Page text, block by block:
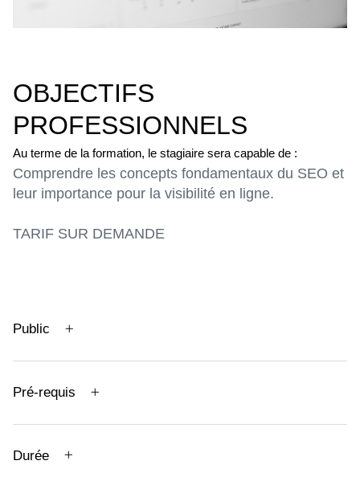
OBJECTIFS
PROFESSIONNELS
Au terme de la formation, le stagiaire sera capable de :
Comprendre les concepts fondamentaux du SEO et
leur importance pour la visibilité en ligne.
TARIF SUR DEMANDE
Public
Pré-requis
Durée